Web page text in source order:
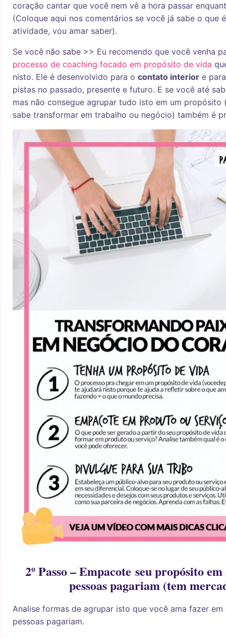
coração cantar que você nem vê a hora passar
(Coloque aqui nos comentários se você já sabe o que
atividade, vou amar saber).
Se você não sabe >> Eu recomendo que você venha
processo de coaching focado em propósito de vida
nisto. Ele é desenvolvido para o contato interior e
pistas no passado, presente e futuro. E se você até
mas não consegue agrupar tudo isto em um propósito
sabe transformar em trabalho ou negócio) também é
2º Passo – Empacote seu propósito
pessoas pagariam (tem
Analise formas de agrupar isto que você ama fazer em
pessoas pagariam.